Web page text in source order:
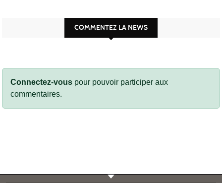
COMMENTEZ LA NEWS
Connectez-vous pour pouvoir participer aux
commentaires.